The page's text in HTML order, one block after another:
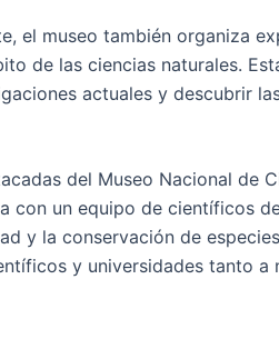
el museo también organiza
de las ciencias naturales.
actuales y descubrir
del Museo Nacional de
con un equipo de científicos
y la conservación de
y universidades tanto a